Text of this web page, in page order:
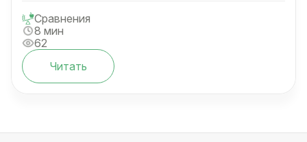
Сравнения
8 мин
62
Читать